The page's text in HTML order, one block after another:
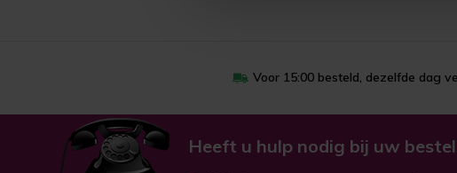
Voor 15:00 besteld, dezelfde dag
Heeft u hulp nodig bij uw